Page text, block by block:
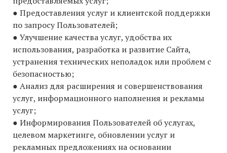
● Предоставления услуг и клиентской поддержки
по запросу Пользователей;
● Улучшение качества услуг, удобства их
использования, разработка и развитие Сайта,
устранения технических неполадок или проблем с
безопасностью;
● Анализ для расширения и совершенствования
услуг, информационного наполнения и рекламы
услуг;
● Информирования Пользователей об услугах,
целевом маркетинге, обновлении услуг и
рекламных предложениях на основании